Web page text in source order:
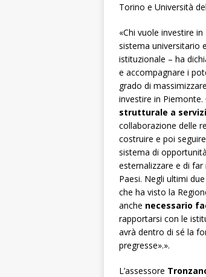
Torino e Università
«Chi vuole investire
sistema universitario
istituzionale – ha
e accompagnare i
grado di
investire in
strutturale a
collaborazione delle
costruire e poi
sistema di
esternalizzare e di
Paesi. Negli ultimi
che ha visto la
anche necessario
rapportarsi con le
avrà dentro di sé la
pregresse».».
L’assessore